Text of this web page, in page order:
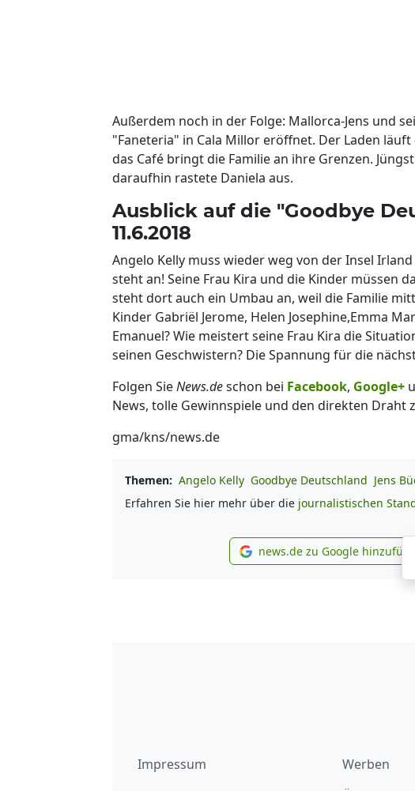
Außerdem noch in der Folge: Mallorca-Jens und
"Faneteria" in Cala Millor eröffnet. Der Laden
das Café bringt die Familie an ihre Grenzen.
daraufhin rastete Daniela aus.
Ausblick auf die "Goodbye
11.6.2018
Angelo Kelly muss wieder weg von der Insel
steht an! Seine Frau Kira und die Kinder müssen
steht dort auch ein Umbau an, weil die Familie
Kinder Gabriël Jerome, Helen Josephine,Emma
Emanuel? Wie meistert seine Frau Kira die
seinen Geschwistern? Die Spannung für die
Folgen SieNews.deschon bei Facebook, Google+
News, tolle Gewinnspiele und den direkten Draht
gma/kns/news.de
Themen: Angelo Kelly Goodbye Deutschland Jens
Erfahren Sie hier mehr über die journalistischen
news.de zu
news.de zu Google
Impressum
Werben